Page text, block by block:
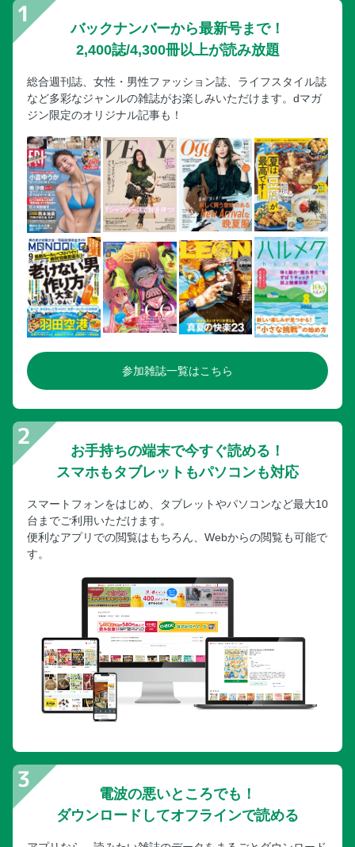
バックナンバーから最新号まで！
2,400誌/4,300冊以上が読み放題
総合週刊誌、女性・男性ファッション誌、ライフスタイル誌
など多彩なジャンルの雑誌がお楽しみいただけます。dマガ
ジン限定のオリジナル記事も！
参加雑誌一覧はこちら
お手持ちの端末で今すぐ読める！
スマホもタブレットもパソコンも対応
スマートフォンをはじめ、タブレットやパソコンなど最大10
台までご利用いただけます。
便利なアプリでの閲覧はもちろん、Webからの閲覧も可能で
す。
電波の悪いところでも！
ダウンロードしてオフラインで読める